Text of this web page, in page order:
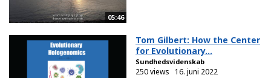
05:46
Tom Gilbert: How the Center
for Evolutionary...
Sundhedsvidenskab
250 views 16. juni 2022